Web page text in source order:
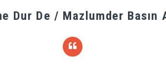
Dur De / Mazlumder Basın